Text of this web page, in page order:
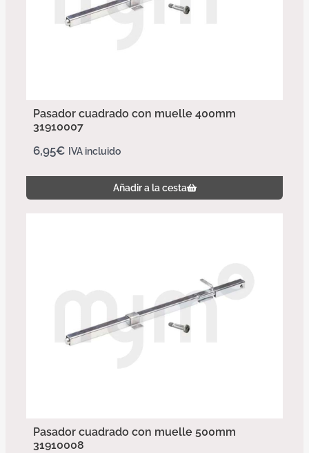
Pasador cuadrado con muelle 400mm
31910007
6,95€ IVA incluido
Añadir a la cesta
Pasador cuadrado con muelle 500mm
31910008